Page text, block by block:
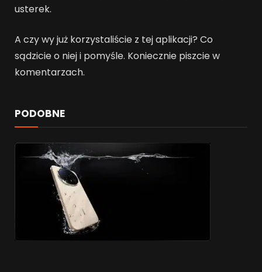
usterek.
A czy wy już korzystaliście z tej aplikacji? Co
sądzicie o niej i pomyśle. Koniecznie piszcie w
komentarzach.
PODOBNE